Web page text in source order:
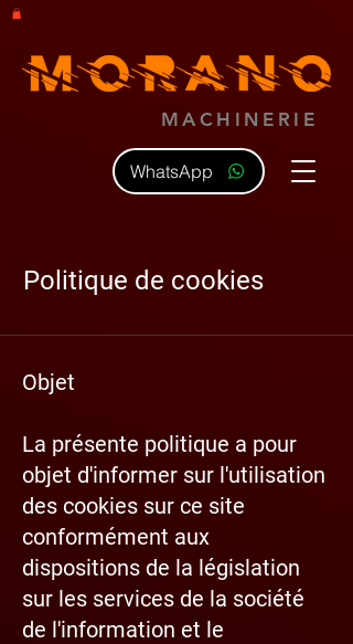
MACHINERIE
WhatsApp
Politique de cookies
Objet
La présente politique a pour
objet d'informer sur l'utilisation
des cookies sur ce site
conformément aux
dispositions de la législation
sur les services de la société
de l'information et le